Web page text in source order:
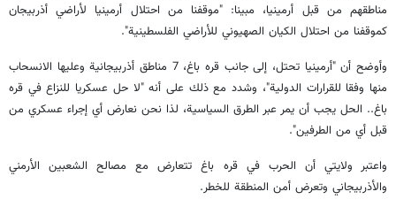
مناطقهم من قبل أرمينيا، مبينا: "موقفنا من احتلال أرمينيا لأراضي أذربيجان
كموقفنا من احتلال الكيان الصهيوني للأراضي الفلسطينية".
وأوضح أن "أرمينيا تحتل، إلى جانب قره باغ، 7 مناطق أذربيجانية وعليها الانسحاب
منها وفقا للقرارات الدولية"، وشدد مع ذلك على أنه "لا حل عسكريا للنزاع في قره
باغ.. الحل يجب أن يمر عبر الطرق السياسية، لذا نحن نعارض أي إجراء عسكري من
قبل أي من الطرفين".
واعتبر ولايتي أن الحرب في قره باغ تتعارض مع مصالح الشعبين الأرمني
والأذربيجاني وتعرض أمن المنطقة للخطر.